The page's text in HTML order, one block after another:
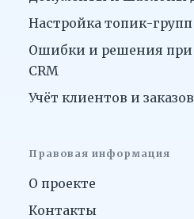
Настройка топик-
Ошибки и решения при
CRM
Учёт клиентов и
Правовая информация
О проекте
Контакты